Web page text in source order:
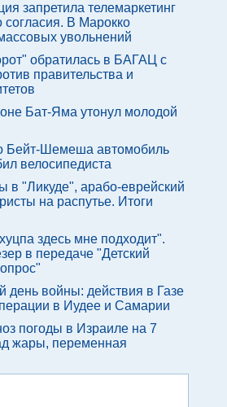
запретила телемаркетинг
согласия. В Марокко
увольнений
обратилась в БАГАЦ с
правительства и
Бат-Яма утонул молодой
Бейт-Шемеша автомобиль
велосипедиста
в "Ликуде", арабо-еврейский
на распутье. Итоги
здесь мне подходит".
в передаче "Детский
день войны: действия в Газе
в Иудее и Самарии
погоды в Израиле на 7
жары, переменная